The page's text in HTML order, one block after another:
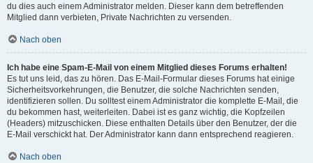
du dies auch einem Administrator melden. Dieser kann dem betreffenden
Mitglied dann verbieten, Private Nachrichten zu versenden.
Nach oben
Ich habe eine Spam-E-Mail von einem Mitglied dieses Forums erhalten!
Es tut uns leid, das zu hören. Das E-Mail-Formular dieses Forums hat einige
Sicherheitsvorkehrungen, die Benutzer, die solche Nachrichten senden,
identifizieren sollen. Du solltest einem Administrator die komplette E-Mail, die
du bekommen hast, weiterleiten. Dabei ist es ganz wichtig, die Kopfzeilen
(Headers) mitzuschicken. Diese enthalten Details über den Benutzer, der die
E-Mail verschickt hat. Der Administrator kann dann entsprechend reagieren.
Nach oben